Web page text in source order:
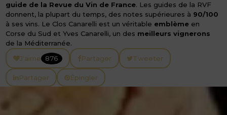
guide de la Revue du Vin de France. Les guides de la RVF
donnent, la plupart du temps, des notes supérieures à 90/100
à ses vins. Le Clos Canarelli est un véritable emblème en
Corse du Sud et Yves Canarelli, un des meilleurs vignerons
de la Méditerranée.
J'aime 876 Partager Tweeter
Partager Épingler